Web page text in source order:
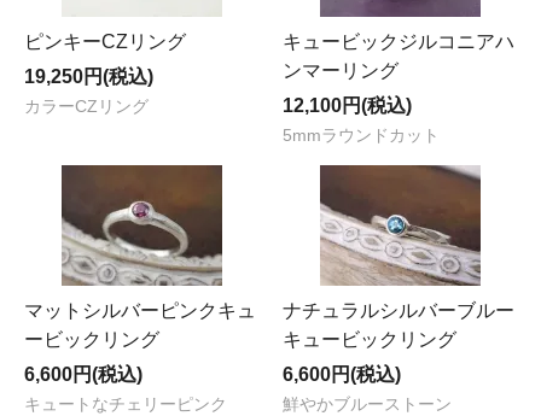
ピンキーCZリング
19,250円(税込)
カラーCZリング
キュービックジルコニアハ
ンマーリング
12,100円(税込)
5mmラウンドカット
マットシルバーピンクキュ
ービックリング
6,600円(税込)
キュートなチェリーピンク
ナチュラルシルバーブルー
キュービックリング
6,600円(税込)
鮮やかブルーストーン